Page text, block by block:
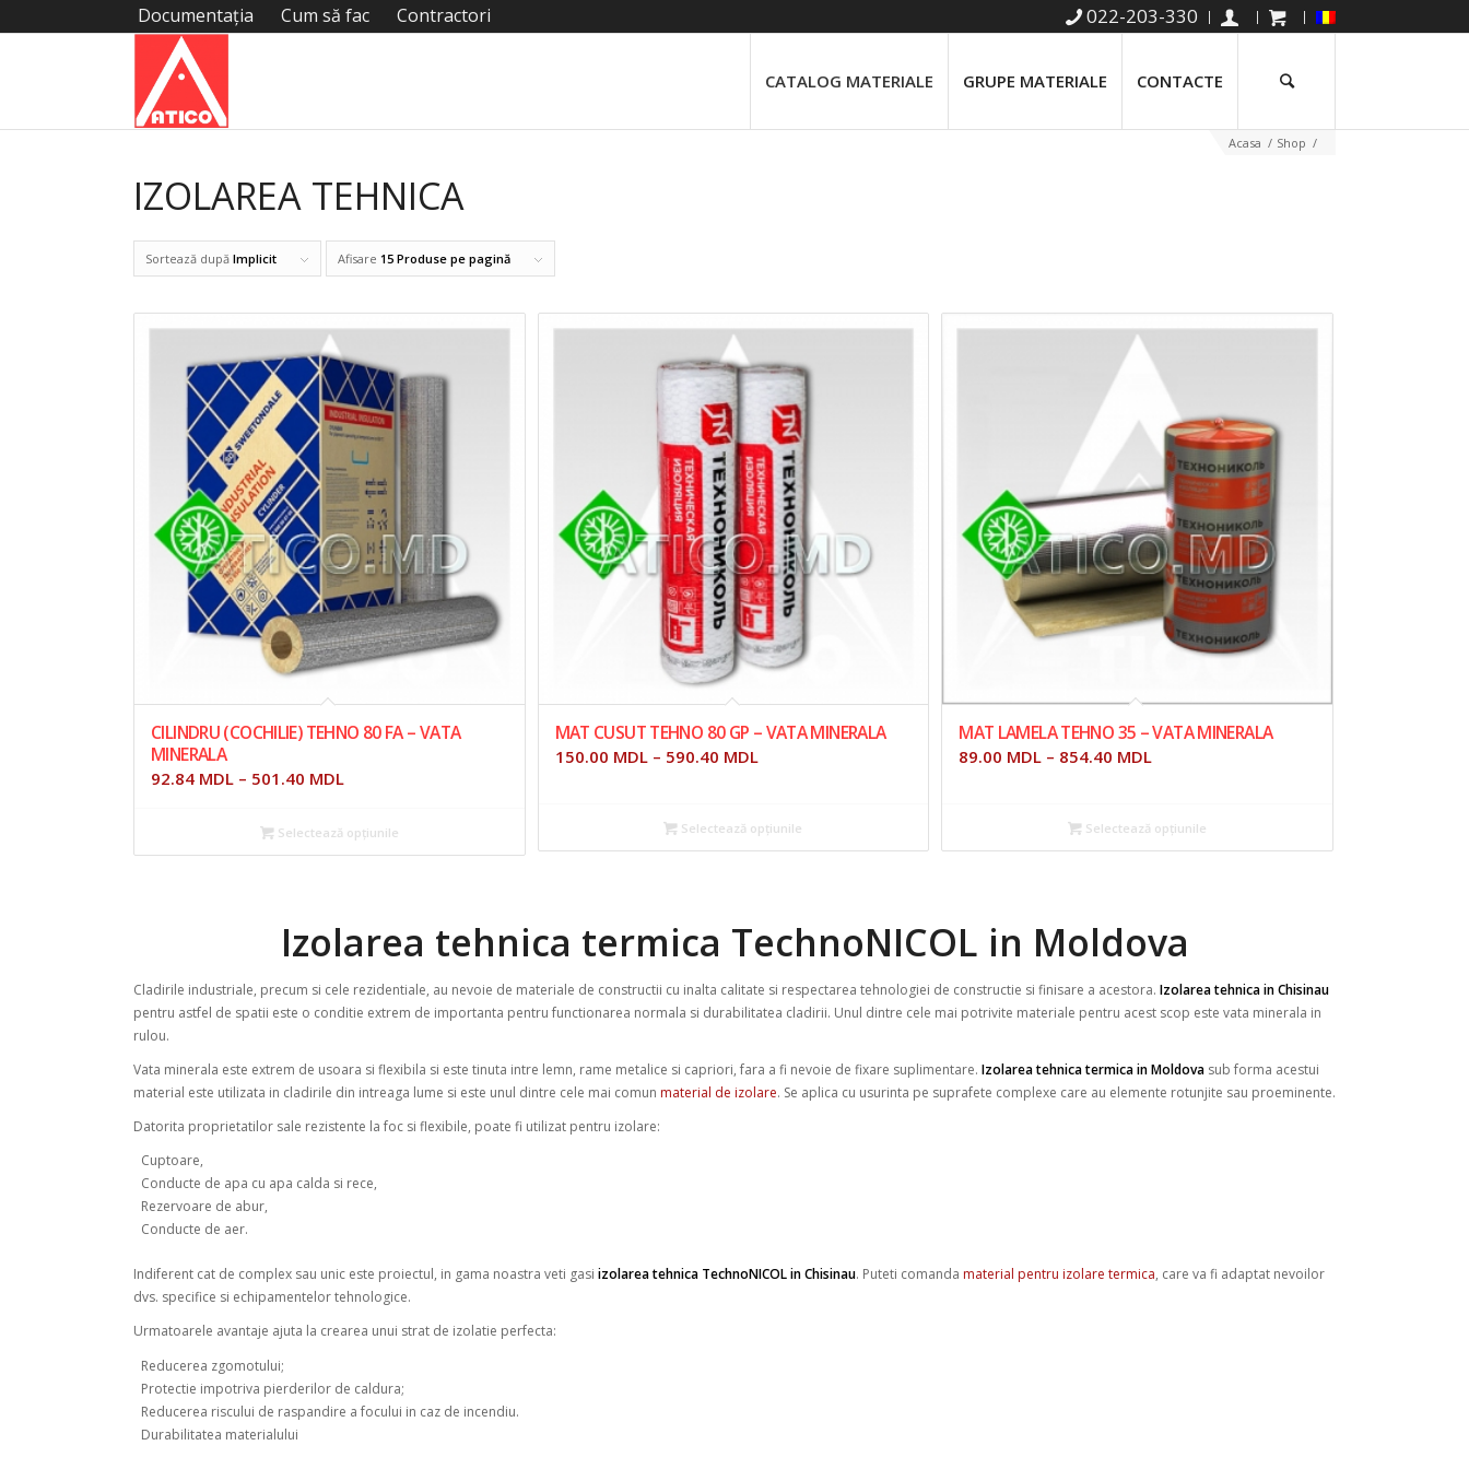
022-203-330
Documentația Cum să fac Contractori
CATALOG MATERIALE GRUPE MATERIALE CONTACTE
Acasa / Shop /
IZOLAREA TEHNICA
Sortează după Implicit Afisare 15 Produse pe pagină
CILINDRU (COCHILIE) TEHNO 80 FA – VATA
MINERALA
92.84 MDL – 501.40 MDL
Selectează opțiunile
MAT CUSUT TEHNO 80 GP – VATA MINERALA
150.00 MDL– 590.40 MDL
Selectează opțiunile
MAT LAMELA TEHNO 35 – VATA MINERALA
89.00 MDL – 854.40 MDL
Selectează opțiunile
Izolarea tehnica termica TechnoNICOL in Moldova
Cladirile industriale, precum si cele rezidentiale, au nevoie de materiale de constructii cu inalta calitate si respectarea tehnologiei de constructie si finisare a acestora. Izolarea tehnica in Chisinau
pentru astfel de spatii este o conditie extrem de importanta pentru functionarea normala si durabilitatea cladirii. Unul dintre cele mai potrivite materiale pentru acest scop este vata minerala in
rulou.
Vata minerala este extrem de usoara si flexibila si este tinuta intre lemn, rame metalice si capriori, fara a fi nevoie de fixare suplimentare. Izolarea tehnica termica in Moldova sub forma acestui
material este utilizata in cladirile din intreaga lume si este unul dintre cele mai comun material de izolare. Se aplica cu usurinta pe suprafete complexe care au elemente rotunjite sau proeminente.
Datorita proprietatilor sale rezistente la foc si flexibile, poate fi utilizat pentru izolare:
Cuptoare,
Conducte de apa cu apa calda si rece,
Rezervoare de abur,
Conducte de aer.
Indiferent cat de complex sau unic este proiectul, in gama noastra veti gasi izolarea tehnica TechnoNICOL in Chisinau. Puteti comanda material pentru izolare termica, care va fi adaptat nevoilor
dvs. specifice si echipamentelor tehnologice.
Urmatoarele avantaje ajuta la crearea unui strat de izolatie perfecta:
Reducerea zgomotului;
Protectie impotriva pierderilor de caldura;
Reducerea riscului de raspandire a focului in caz de incendiu.
Durabilitatea materialului